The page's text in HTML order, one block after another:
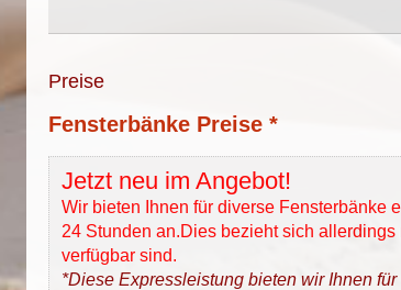
Preise
Fensterbänke Preise *
Jetzt neu im Angebot!
Wir bieten Ihnen für diverse Fensterbänke
24 Stunden an.Dies bezieht sich
verfügbar sind.
*Diese Expressleistung bieten wir Ihnen